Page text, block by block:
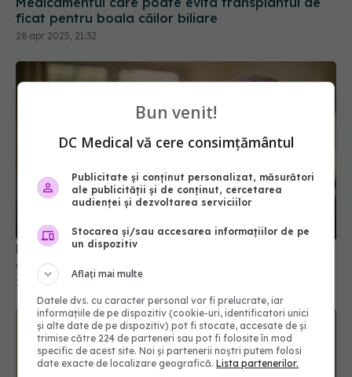
28 apr 2025, 21:32
Proteinele microscopice, noua descoperire în
domeniul vaccinurilor anti-cancer
17 iul 2024, 20:03
Bun venit!
DC Medical vă cere consimțământul
Publicitate și conținut personalizat, măsurători
ale publicității și de conținut, cercetarea
audienței și dezvoltarea serviciilor
Stocarea și/sau accesarea informațiilor de pe
un dispozitiv
Aflați mai multe
Datele dvs. cu caracter personal vor fi prelucrate, iar
informațiile de pe dispozitiv (cookie-uri, identificatori unici
și alte date de pe dispozitiv) pot fi stocate, accesate de și
trimise către 224 de parteneri sau pot fi folosite în mod
specific de acest site. Noi și partenerii noștri putem folosi
date exacte de localizare geografică.Lista partenerilor.